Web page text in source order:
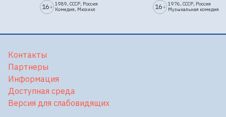
16+ 1989, СССР, Россия
Комедия, Мюзикл
16+ 1976, СССР, Россия
Музыкальная комедия
Контакты
Партнеры
Информация
Доступная среда
Версия для слабовидящих